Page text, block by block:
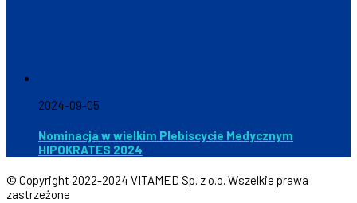
2024-09-05
Nominacja w wielkim Plebiscycie Medycznym
HIPOKRATES 2024
© Copyright 2022-2024 VITAMED Sp. z o.o. Wszelkie prawa
zastrzeżone